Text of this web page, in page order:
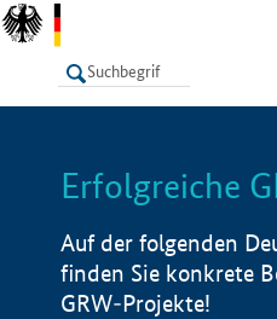
LISTE
Erfolgreiche
Auf der folgenden
finden Sie konkrete
GRW-Projekte!